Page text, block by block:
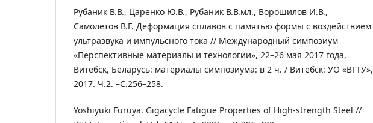
Рубаник В.В., Царенко Ю.В., Рубаник В.В.мл., Ворошилов И.В.,
Самолетов В.Г. Деформация сплавов с памятью формы с воздействием
ультразвука и импульсного тока // Международный симпозиум
«Перспективные материалы и технологии», 22–26 мая 2017 года,
Витебск, Беларусь: материалы симпозиума: в 2 ч. / Витебск: УО «ВГТУ»,
2017. Ч.2. –С.256–258.
Yoshiyuki Furuya. Gigacycle Fatigue Properties of High-strength Steel //